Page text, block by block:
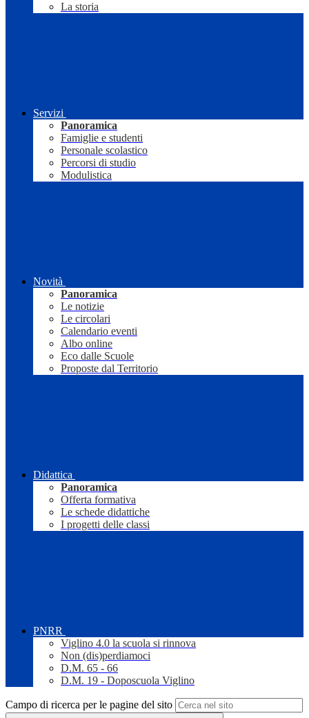
La storia
Servizi
Panoramica
Famiglie e studenti
Personale scolastico
Percorsi di studio
Modulistica
Novità
Panoramica
Le notizie
Le circolari
Calendario eventi
Albo online
Eco dalle Scuole
Proposte dal Territorio
Didattica
Panoramica
Offerta formativa
Le schede didattiche
I progetti delle classi
PNRR
Viglino 4.0 la scuola si rinnova
Non (dis)perdiamoci
D.M. 65 - 66
D.M. 19 - Doposcuola Viglino
Campo di ricerca per le pagine del sito